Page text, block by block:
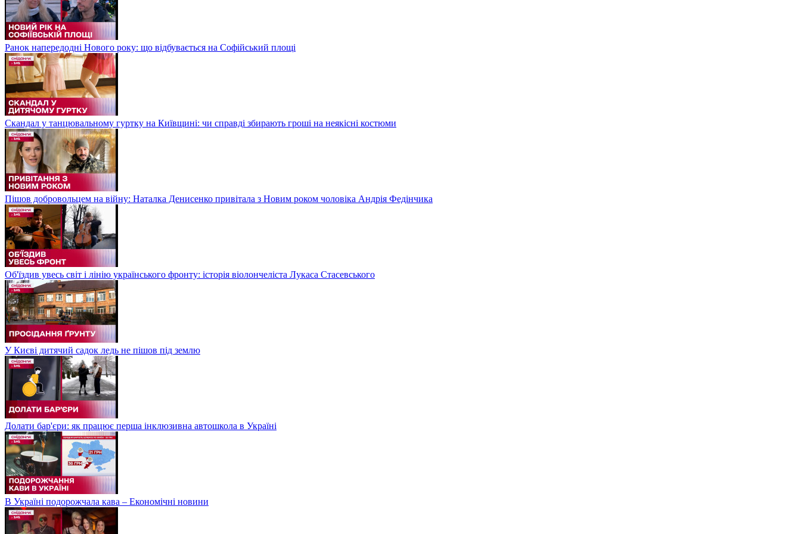
Ранок напередодні Нового року: що відбувається на Софійський площі
Скандал у танцювальному гуртку на Київщині: чи справді збирають гроші на неякісні костюми
Пішов добровольцем на війну: Наталка Денисенко привітала з Новим роком чоловіка Андрія Федінчика
Об'їздив увесь світ і лінію українського фронту: історія віолончеліста Лукаса Стасевського
У Києві дитячий садок ледь не пішов під землю
Долати бар'єри: як працює перша інклюзивна автошкола в Україні
В Україні подорожчала кава – Економічні новини